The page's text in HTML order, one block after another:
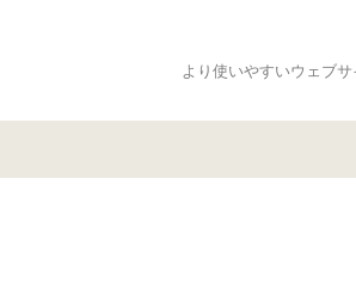
より使いやすいウェブ